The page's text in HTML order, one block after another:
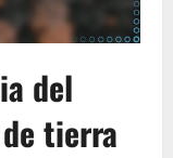
del
tierra